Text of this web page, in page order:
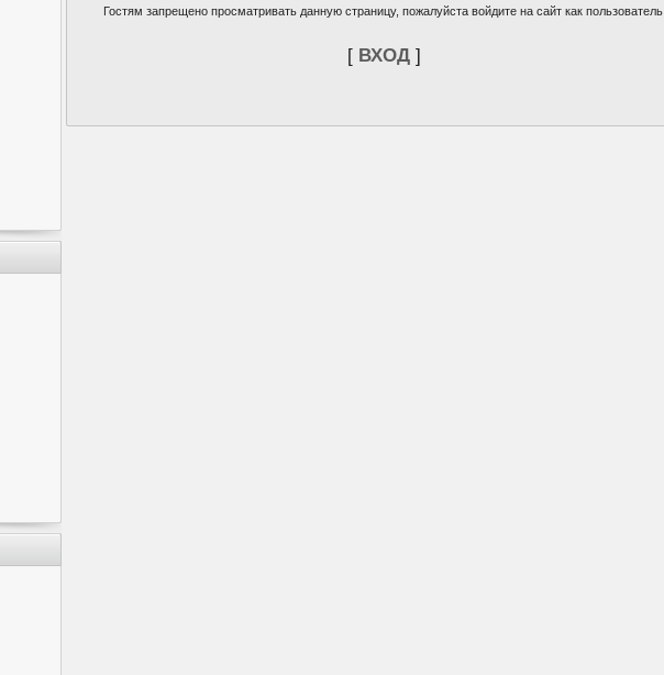
Гостям запрещено просматривать данную страницу, пожалуйста войдите на сайт как пользователь.
[ ВХОД ]